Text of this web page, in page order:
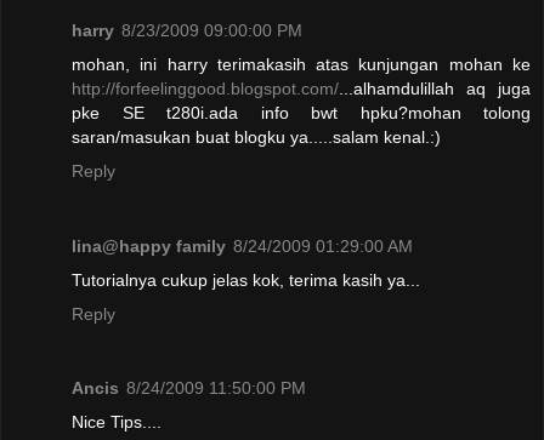
harry 8/23/2009 09:00:00 PM
mohan, ini harry terimakasih atas kunjungan mohan ke
http://forfeelinggood.blogspot.com/ ...alhamdulillah aq juga
pke SE t280i.ada info bwt hpku?mohan tolong
saran/masukan buat blogku ya.....salam kenal.:)
Reply
lina@happy family 8/24/2009 01:29:00 AM
Tutorialnya cukup jelas kok, terima kasih ya...
Reply
Ancis 8/24/2009 11:50:00 PM
Nice Tips....